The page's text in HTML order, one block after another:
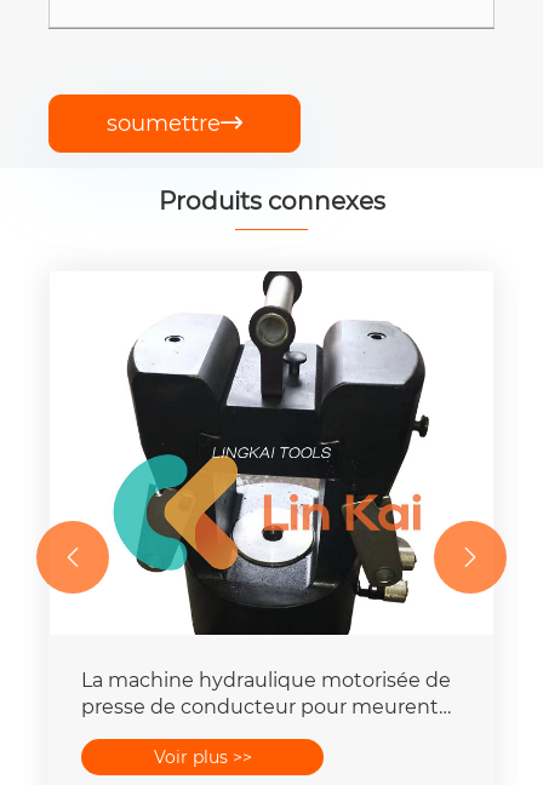
soumettre
Produits connexes
La machine hydraulique motorisée de
presse de conducteur pour meurent
400mm2 de 25T-300T
Voir plus >>
 